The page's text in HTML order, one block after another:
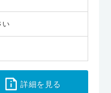
い
詳細を見る